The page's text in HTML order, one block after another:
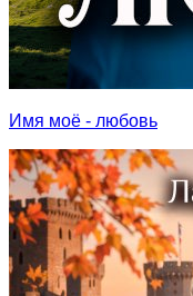
Имя моё - любовь